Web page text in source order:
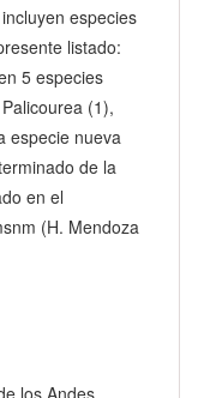
especies
listado:
5 especies
(1),
especie nueva
de la
en el
(H. Mendoza
los Andes,